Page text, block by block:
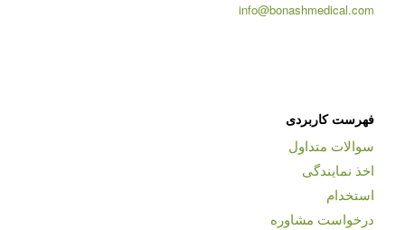
info@bonashmedical.com
فهرست کاربردی
سوالات متداول
اخذ نمایندگی
استخدام
درخواست مشاوره